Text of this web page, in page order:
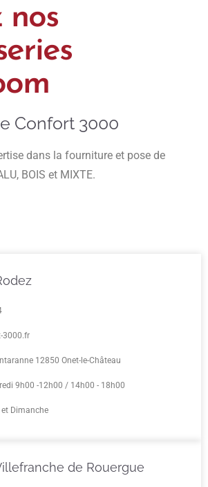
nos
Confort 3000
dans la fourniture et pose de
BOIS et MIXTE.
3000.fr
12850 Onet-le-Château
9h00 -12h00 / 14h00 - 18h00
Dimanche
de Rouergue